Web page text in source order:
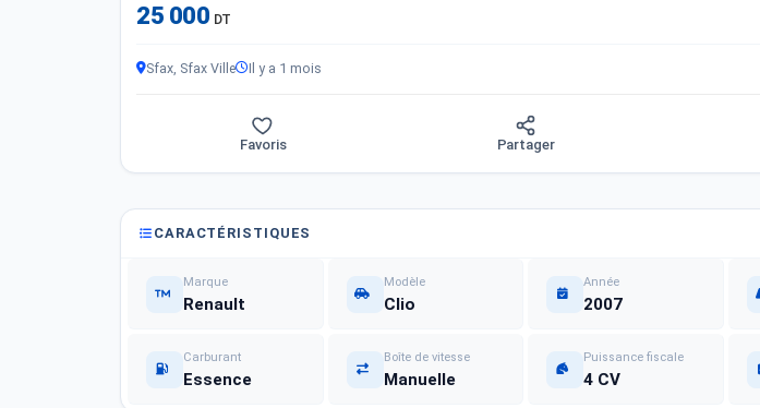
25 000 DT
Sfax, Sfax Ville Il y a 1 mois
Favoris Partager
CARACTÉRISTIQUES
Marque
Renault
Modèle
Clio
Année
2007
Carburant
Essence
Boîte de vitesse
Manuelle
Puissance fiscale
4 CV